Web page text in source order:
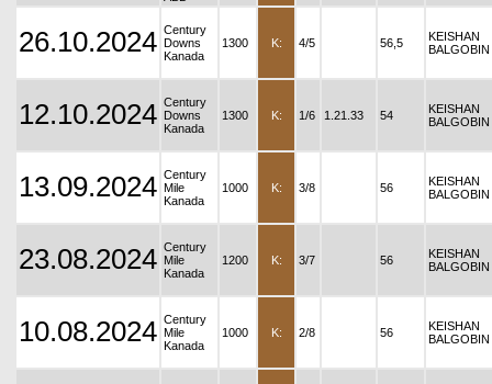
26.10.2024 Century
Downs
Kanada
1300 K: 4/5 56,5
KEISHAN
BALGOBIN
12.10.2024 Century
Downs
Kanada
1300 K: 1/6 1.21.33 54
KEISHAN
BALGOBIN
13.09.2024 Century
Mile
Kanada
1000 K: 3/8 56
KEISHAN
BALGOBIN
23.08.2024 Century
Mile
Kanada
1200 K: 3/7 56
KEISHAN
BALGOBIN
10.08.2024 Century
Mile
Kanada
1000 K: 2/8 56
KEISHAN
BALGOBIN